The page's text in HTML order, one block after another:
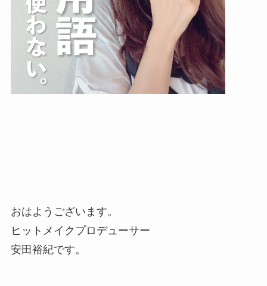
おはようございます。
ヒットメイクプロデューサー
安田裕紀です。